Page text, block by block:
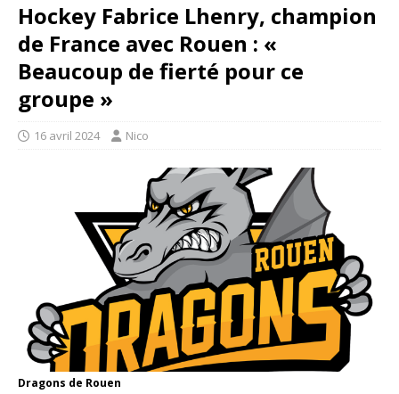
Hockey Fabrice Lhenry, champion
de France avec Rouen : «
Beaucoup de fierté pour ce
groupe »
16 avril 2024 Nico
Dragons de Rouen